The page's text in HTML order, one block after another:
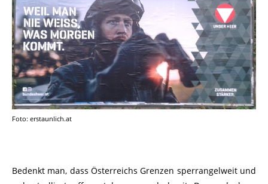
Foto: erstaunlich.at
Bedenkt man, dass Österreichs Grenzen sperrangelweit und